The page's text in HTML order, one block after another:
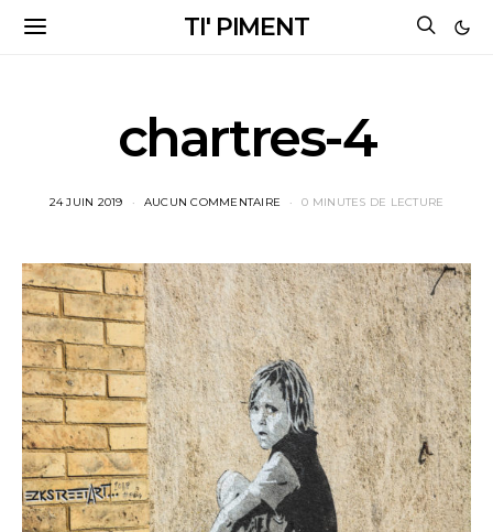
TI' PIMENT
chartres-4
24 JUIN 2019 AUCUN COMMENTAIRE 0 MINUTES DE LECTURE